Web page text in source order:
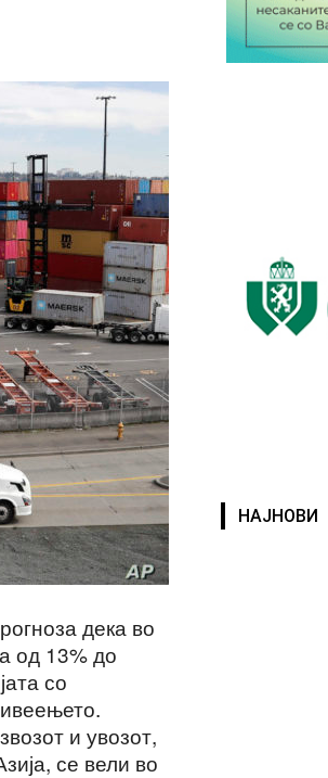
дека во
од 13% до
со
и увозот,
се вели во
НАЈНОВИ